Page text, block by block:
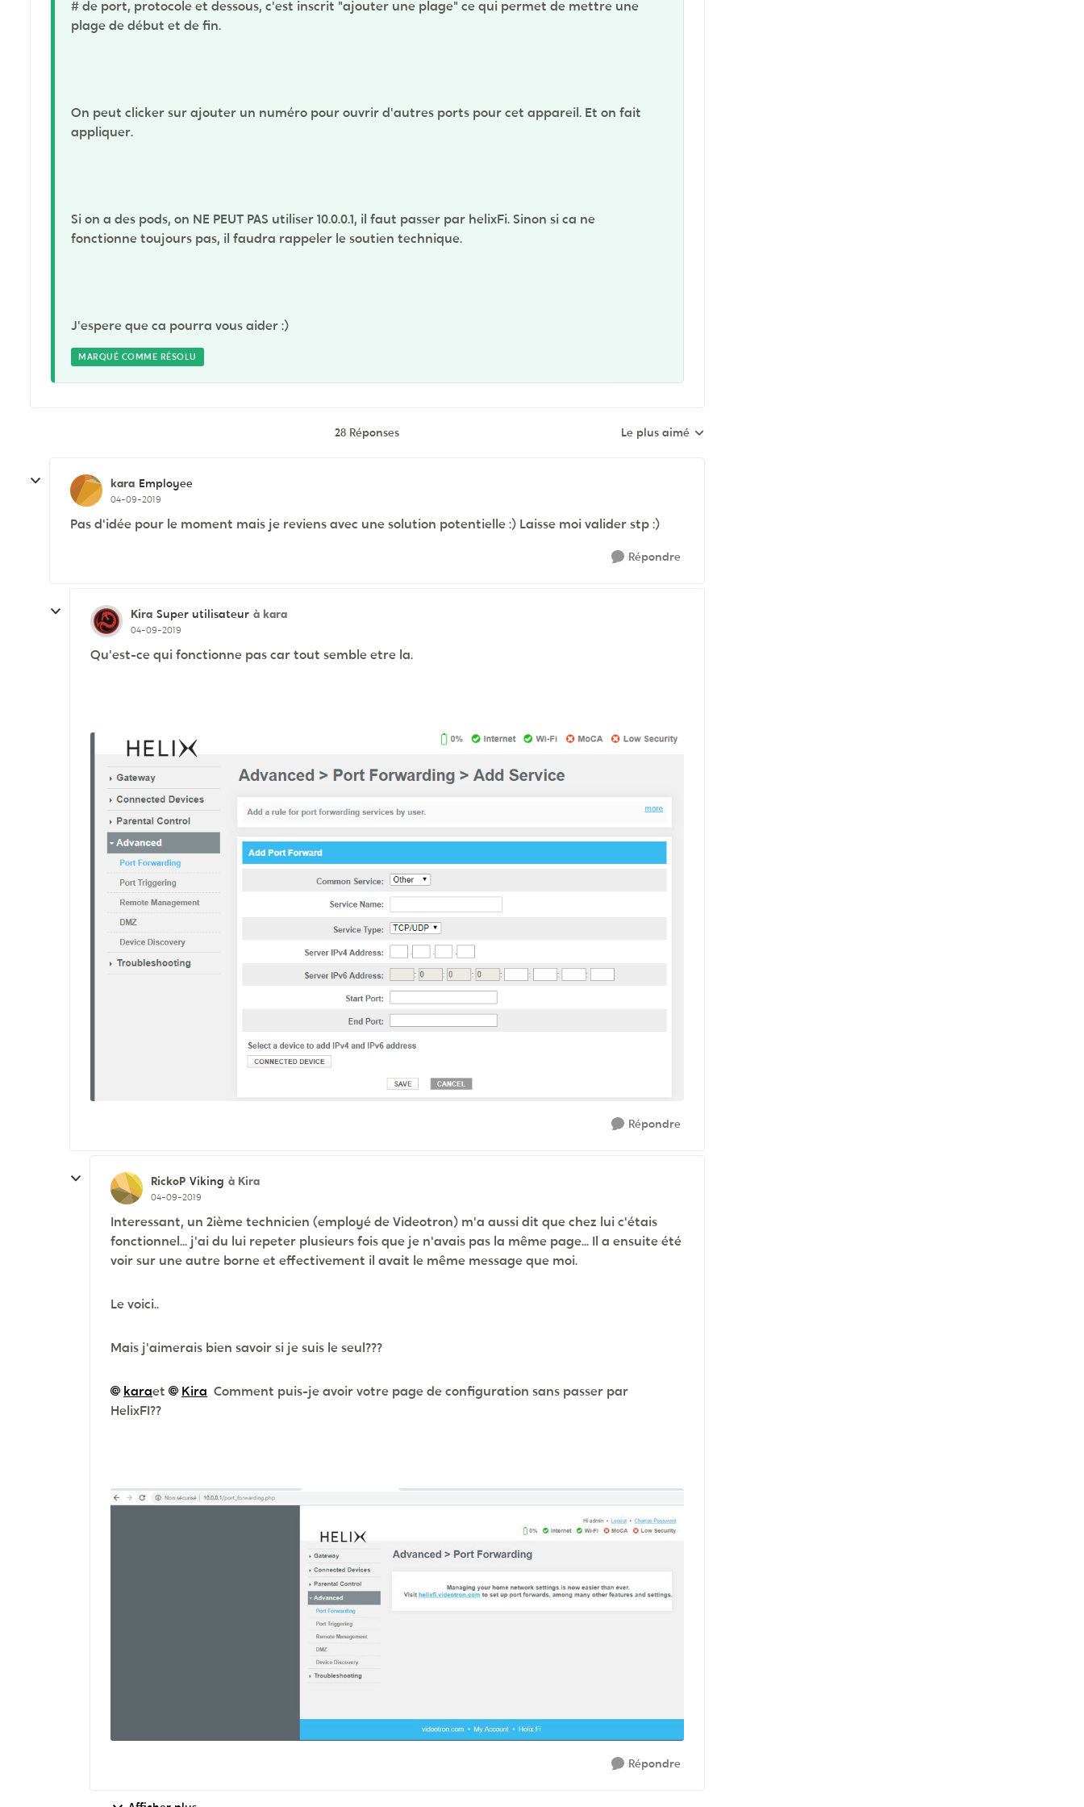
# de port, protocole et dessous, c'est inscrit "ajouter une plage" ce qui permet de mettre une
plage de début et de fin.
On peut clicker sur ajouter un numéro pour ouvrir d'autres ports pour cet appareil. Et on fait
appliquer.
Si on a des pods, on NE PEUT PAS utiliser 10.0.0.1, il faut passer par helixFi. Sinon si ca ne
fonctionne toujours pas, il faudra rappeler le soutien technique.
J'espere que ca pourra vous aider :)
MARQUÉ COMME RÉSOLU
28 Réponses Réponses triées par
Le plus aimé
kara Employee
04-09-2019
Pas d'idée pour le moment mais je reviens avec une solution potentielle :) Laisse moi valider stp :)
Répondre
Kira Super utilisateur à kara
04-09-2019
Qu'est-ce qui fonctionne pas car tout semble etre la.
Répondre
RickoP Viking à Kira
04-09-2019
Interessant, un 2ième technicien (employé de Videotron) m'a aussi dit que chez lui c'étais
fonctionnel... j'ai du lui repeter plusieurs fois que je n'avais pas la même page... Il a ensuite été
voir sur une autre borne et effectivement il avait le même message que moi.
Le voici..
Mais j'aimerais bien savoir si je suis le seul???
karaet Kira Comment puis-je avoir votre page de configuration sans passer par
HelixFI??
Répondre